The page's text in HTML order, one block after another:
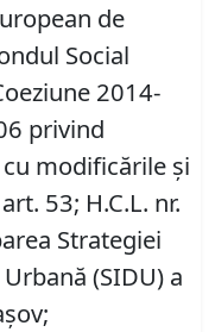
de
Social
2014-
privind
modificările și
53; H.C.L. nr.
Strategiei
(SIDU) a